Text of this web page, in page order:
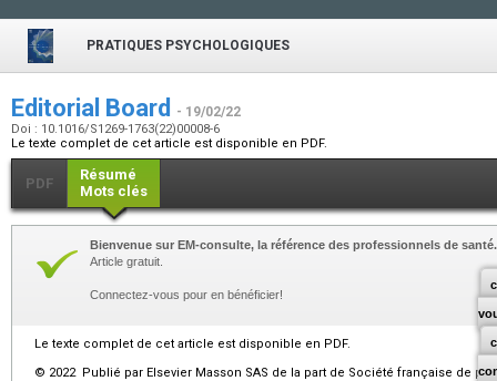
PRATIQUES PSYCHOLOGIQUES
Editorial Board - 19/02/22
Doi : 10.1016/S1269-1763(22)00008-6
Le texte complet de cet article est disponible en PDF.
PDF
Résumé
Mots clés
Bienvenue sur EM-consulte, la référence des professionnels de santé.
Article gratuit.
Connectez-vous pour en bénéficier!
Le texte complet de cet article est disponible en PDF.
© 2022 Publié par Elsevier Masson SAS de la part de Société française de